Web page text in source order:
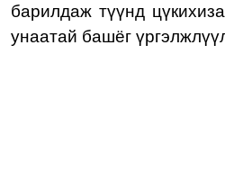
барилдаж түүнд
унаатай башёг